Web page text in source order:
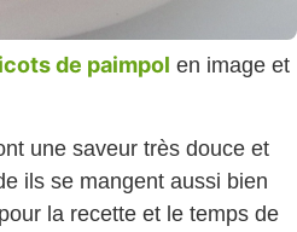
de paimpol en image et
une saveur très douce et
ils se mangent aussi bien
la recette et le temps de